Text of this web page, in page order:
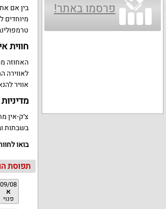
פרסמו באתר!
בין אם
מיוחדים
חווית
האחוזה
לאווירה
אוויר
בשבתות ובחגים עד 20:00. המתחם
בואו
תפוסת
09/08
א
פנוי